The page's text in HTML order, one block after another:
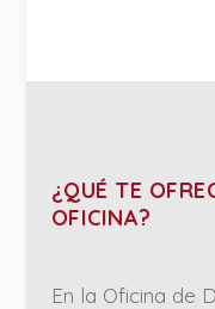
¿QUÉ TE
OFICINA?
En la Oficina de